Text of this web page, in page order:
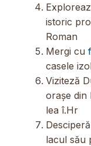
istoric
Roman
Mergi cu
casele
Viziteză
orașe din
lea î.Hr
lacul său